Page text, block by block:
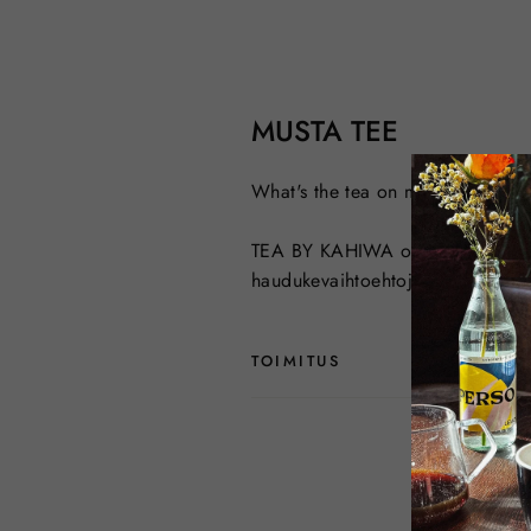
MUSTA TEE
What's the tea on maustettu
TEA BY KAHIWA on Kahiwa
haudukevaihtoehtoja, joista voit
TOIMITUS